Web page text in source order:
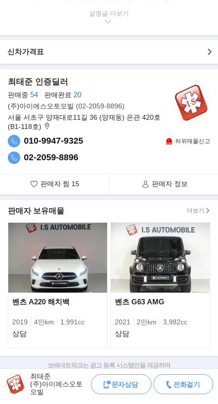
- 보증가능
- 무사고운행
- 깔끔하게 관리된 실내/외
- Bowers & Wilkins 사운드 시스템
- 530마력 4.4L V8 M 트윈파워 터보
▶BMW, 럭셔리·성능 다 잡은 뉴 M850 쿠페·그란쿠페 출시
BMW 코리아가 고성능 럭셔리 스포츠카인 뉴 M850i 쿠페 및 4도어
그란 쿠페를 공식 출시했다. 뉴 M850i
xDrive 쿠페 및 그란 쿠페는 BMW 그룹의 노하우가 집약된 플래그
십 럭셔리 스포츠카 뉴 8시리즈의 고성능
신차에는 새로운 키드니 그릴이 장착된다. 프레임 안쪽에 U자형 바
(bar)가 배치되어 있고, 아이코닉 글로우가
적용돼 그릴 내부 상단에서 하단으로 마치 폭포수가 쏟아지는 듯한
조명 효과를 낸다. 여기에 M 전용으로
설명글
신차가격표
최태준 인증딜러
판매중 54 판매완료 20
(주)아이에스오토모빌 (02-2059-8896)
서울 서초구 양재대로11길 36 (양재동) 은관 420호
(B1-118호)
010-9947-9325
02-2059-8896
허위매물신고
판매자 찜 15 판매자 정보
판매자 보유매물 더보기
벤츠 A220 해치백
2019 4만km 1,991cc
상담
벤츠 G63 AMG
2021 2만km 3,982cc
상담
최태준
(주)아이에스오토
모빌
문자상담 전화걸기
보배네트워크는 광고 등록 시스템만을 제공하며
판매자가 직접 등록한 내용에 대한 모든 책임은 판매자에게 있습니다.
차량 구매 시 차량등록증, 성능점검기록부, 실제 차량 상태,
차대번호 조회로 직접 정보를 확인하세요.